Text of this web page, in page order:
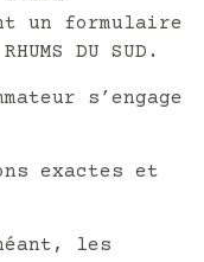
un formulaire
DU SUD.
s’engage
exactes et
les